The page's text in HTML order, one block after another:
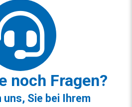
noch Fragen?
uns, Sie bei Ihrem